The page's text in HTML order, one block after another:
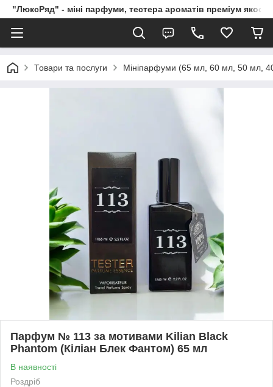
"ЛюксРяд" - міні парфуми, тестера ароматів преміум
Товари та послуги Мініпарфуми (65 мл, 60 мл, 50 мл,
Парфум № 113 за мотивами Kilian Black
Phantom (Кіліан Блек Фантом) 65 мл
В наявності
Роздріб